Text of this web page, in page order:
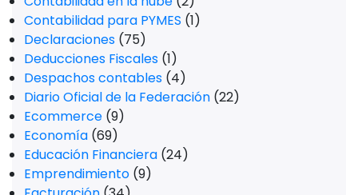
Contabilidad para PYMES (1)
Declaraciones (75)
Deducciones Fiscales (1)
Despachos contables (4)
Diario Oficial de la Federación (22)
Ecommerce (9)
Economía (69)
Educación Financiera (24)
Emprendimiento (9)